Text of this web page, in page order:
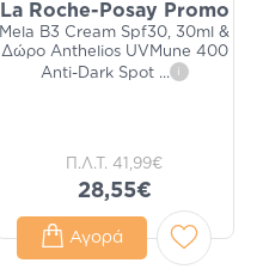
La Roche-Posay Promo
Mela B3 Cream Spf30, 30ml &
Δώρο Anthelios UVMune 400
Anti-Dark Spot ... i
Π.Λ.Τ. 41,99€
28,55€
Αγορά